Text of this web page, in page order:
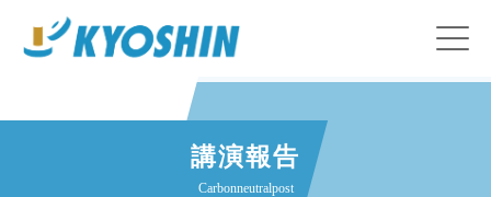
講演報告
Carbonneutralpost